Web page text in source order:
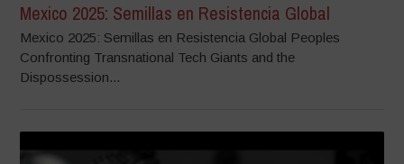
Mexico 2025: Semillas en Resistencia Global
Mexico 2025: Semillas en Resistencia Global Peoples
Confronting Transnational Tech Giants and the
Dispossession...